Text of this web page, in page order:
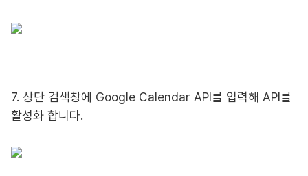
7. 상단 검색창에 Google Calendar API를 입력해 API를
활성화 합니다.